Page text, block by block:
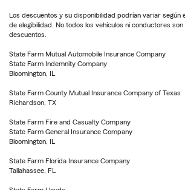
Los descuentos y su disponibilidad podrían variar según
de elegibilidad. No todos los vehículos ni conductores
descuentos.
State Farm Mutual Automobile Insurance Company
State Farm Indemnity Company
Bloomington, IL
State Farm County Mutual Insurance Company of Texas
Richardson, TX
State Farm Fire and Casualty Company
State Farm General Insurance Company
Bloomington, IL
State Farm Florida Insurance Company
Tallahassee, FL